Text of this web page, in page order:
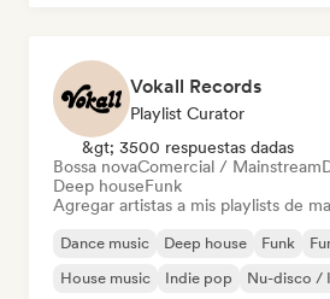
Vokall Records
Playlist Curator
&gt; 3500 respuestas dadas
Bossa novaComercial / Mainstream
Deep houseFunk
Agregar artistas a mis playlists de
Dance music Deep house Funk
House music
Indie pop Nu-disco /